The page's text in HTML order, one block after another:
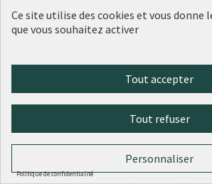
144 - Végétaliser la cour de la
Popy
Ce site utilise des cookies et vous donne
que vous souhaitez activer
Tout accepter
Tout refuser
Personnaliser
Politique de confidentialité